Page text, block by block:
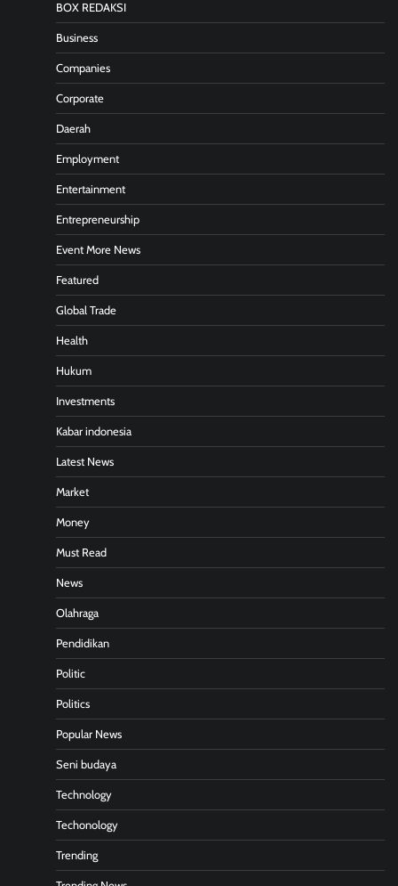
BOX REDAKSI
Business
Companies
Corporate
Daerah
Employment
Entertainment
Entrepreneurship
Event More News
Featured
Global Trade
Health
Hukum
Investments
Kabar indonesia
Latest News
Market
Money
Must Read
News
Olahraga
Pendidikan
Politic
Politics
Popular News
Seni budaya
Technology
Techonology
Trending